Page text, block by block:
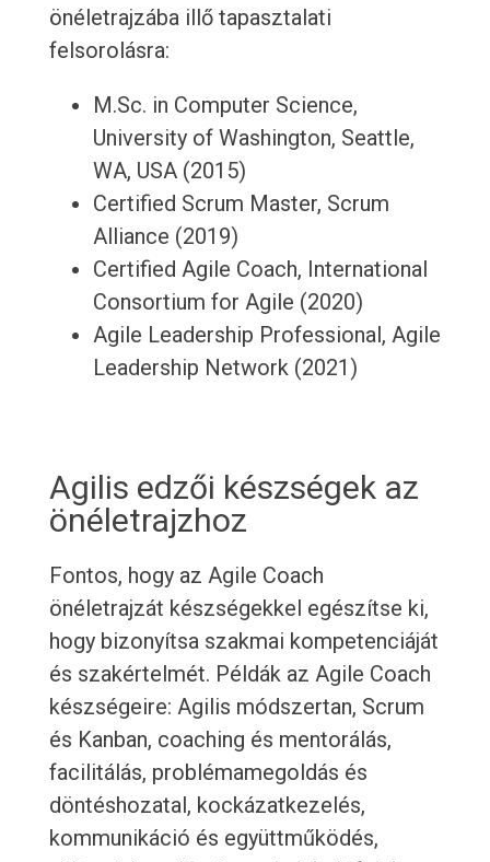
önéletrajzába illő tapasztalati
felsorolásra:
M.Sc. in Computer Science,
University of Washington, Seattle,
WA, USA (2015)
Certified Scrum Master, Scrum
Alliance (2019)
Certified Agile Coach, International
Consortium for Agile (2020)
Agile Leadership Professional, Agile
Leadership Network (2021)
Agilis edzői készségek az
önéletrajzhoz
Fontos, hogy az Agile Coach
önéletrajzát készségekkel egészítse ki,
hogy bizonyítsa szakmai kompetenciáját
és szakértelmét. Példák az Agile Coach
készségeire: Agilis módszertan, Scrum
és Kanban, coaching és mentorálás,
facilitálás, problémamegoldás és
döntéshozatal, kockázatkezelés,
kommunikáció és együttműködés,